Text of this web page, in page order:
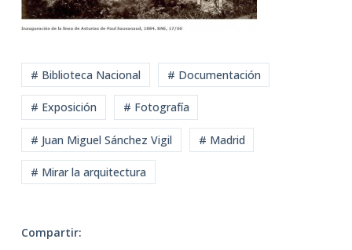
# Biblioteca Nacional # Documentación
# Exposición # Fotografía
# Juan Miguel Sánchez Vigil # Madrid
# Mirar la arquitectura
Compartir: